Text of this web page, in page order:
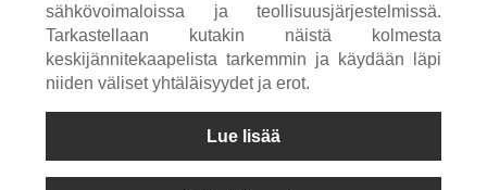
sähkövoimaloissa ja teollisuusjärjestelmissä.
Tarkastellaan kutakin näistä kolmesta
keskijännitekaapelista tarkemmin ja käydään läpi
niiden väliset yhtäläisyydet ja erot.
Lue lisää